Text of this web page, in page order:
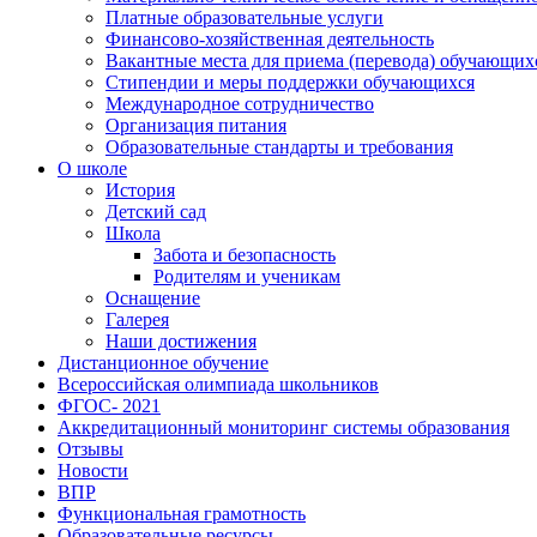
Платные образовательные услуги
Финансово-хозяйственная деятельность
Вакантные места для приема (перевода)
Стипендии и меры поддержки обучающихся
Международное сотрудничество
Организация питания
Образовательные стандарты и требования
О школе
История
Детский сад
Школа
Забота и безопасность
Родителям и ученикам
Оснащение
Галерея
Наши достижения
Дистанционное обучение
Всероссийская олимпиада школьников
ФГОС- 2021
Аккредитационный мониторинг системы образования
Отзывы
Новости
ВПР
Функциональная грамотность